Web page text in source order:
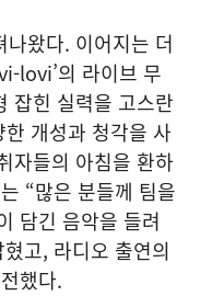
왔다. 이어지는 더
lovi’의 라이브 무
잡힌 실력을 고스란
개성과 청각을 사
자들의 아침을 환하
“많은 분들께 팀을
담긴 음악을 들려
고, 라디오 출연의
했다.